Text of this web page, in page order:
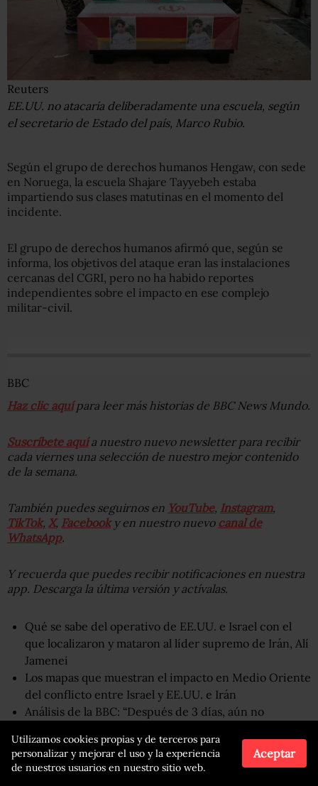
Reuters
EE.UU. no atacaría deliberadamente una escuela, según
el secretario de Estado del país, Marco Rubio.
Según el grupo de derechos humanos Hengaw, con sede
en Noruega, la escuela Shajare Tayyebeh estaba
impartiendo sus clases matutinas en el momento del
incidente.
El grupo de derechos humanos afirmó que, según se
informa, los objetivos del ataque eran las instalaciones
cercanas del CGRI, pero no ha habido reportes
independientes sobre el impacto en ese complejo
militar-civil.
BBC
Haz clic aquípara leer más historias de BBC News Mundo.
Suscríbete aquía nuestro nuevo newsletter para recibir
cada viernes una selección de nuestro mejor contenido
de la semana.
También puedes seguirnos en YouTube, Instagram,
TikTok, X, Facebooky en nuestro nuevo canal de
WhatsApp.
Y recuerda que puedes recibir notificaciones en nuestra
app. Descarga la última versión y actívalas.
Qué se sabe del operativo de EE.UU. e Israel con el
que localizaron y mataron al líder supremo de Irán, Alí
Jamenei
Los mapas que muestran el impacto en Medio Oriente
del conflicto entre Israel y EE.UU. e Irán
Análisis de la BBC: “Después de 3 días, aún no
Utilizamos cookies propias y de terceros para
personalizar y mejorar el uso y la experiencia
de nuestros usuarios en nuestro sitio web.
Aceptar